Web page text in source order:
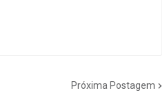
Próxima Postagem